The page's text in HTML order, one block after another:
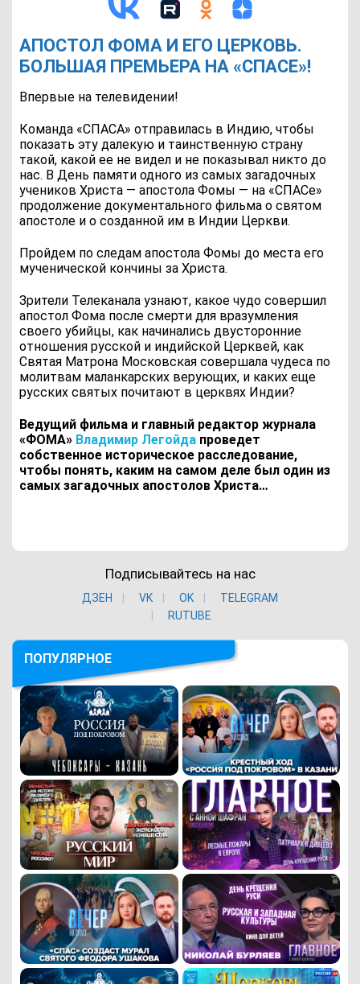
АПОСТОЛ ФОМА И ЕГО ЦЕРКОВЬ.
БОЛЬШАЯ ПРЕМЬЕРА НА «СПАСЕ»!
Впервые на телевидении!
Команда «СПАСА» отправилась в Индию, чтобы
показать эту далекую и таинственную страну
такой, какой ее не видел и не показывал никто до
нас. В День памяти одного из самых загадочных
учеников Христа — апостола Фомы — на «СПАСе»
продолжение документального фильма о святом
апостоле и о созданной им в Индии Церкви.
Пройдем по следам апостола Фомы до места его
мученической кончины за Христа.
Зрители Телеканала узнают, какое чудо совершил
апостол Фома после смерти для вразумления
своего убийцы, как начинались двусторонние
отношения русской и индийской Церквей, как
Святая Матрона Московская совершала чудеса по
молитвам маланкарских верующих, и каких еще
русских святых почитают в церквях Индии?
Ведущий фильма и главный редактор журнала
«ФОМА» Владимир Легойда проведет
собственное историческое расследование,
чтобы понять, каким на самом деле был один из
самых загадочных апостолов Христа…
Подписывайтесь на нас
ДЗЕН VK ОK
TELEGRAM
RUTUBE
ПОПУЛЯРНОЕ